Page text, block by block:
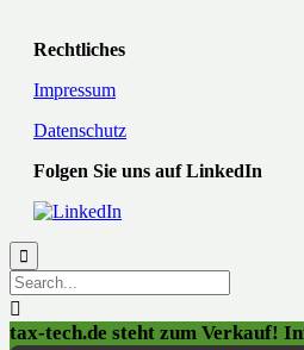
Rechtliches
Impressum
Datenschutz
Folgen Sie uns auf LinkedIn


tax-tech.de steht zum Verkauf!